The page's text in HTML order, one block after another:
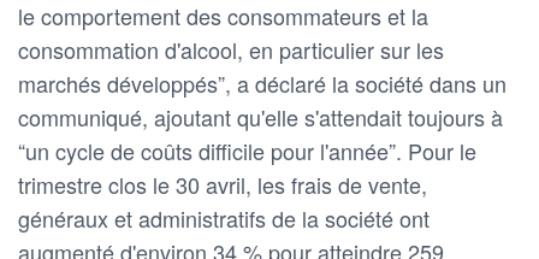
le comportement des consommateurs et la
consommation d'alcool, en particulier sur les
marchés développés”, a déclaré la société dans un
communiqué, ajoutant qu'elle s'attendait toujours à
“un cycle de coûts difficile pour l'année”. Pour le
trimestre clos le 30 avril, les frais de vente,
généraux et administratifs de la société ont
augmenté d'environ 34 % pour atteindre 259